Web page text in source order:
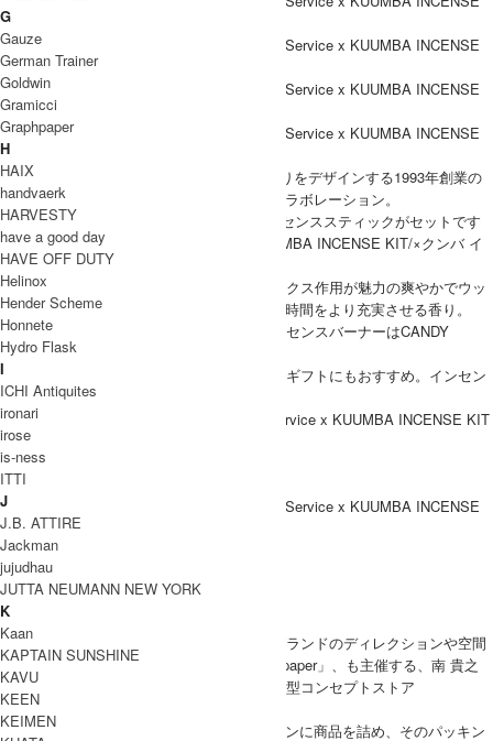
FreshService(フレッシュサービス)より、香りをデザインする1993年創業の
インセンスブランドKUUMBA(クンバ)とのコラボレーション。
こちらは、インセンス缶(スタンド)と、インセンススティックがセットです
ぐにお使いいただける『FreshService×KUUMBA INCENSE KIT/×クンバ イ
ンセンスキット』
深い森の中で森林浴をしているようなリラックス作用が魅力の爽やかでウッ
ディな香り”HIBA”は、日常のなんて事のない時間をより充実させる香り。
ペイント缶を模したインダストリアルなインセンスバーナーはCANDY
DESIGN ＆ WORKSの製作です。
置いているだけでもお洒落、ボックス入りでギフトにもおすすめ。インセン
ススティックは15本入りです。
Fresh Service(フレッシュサービス) FreshService x KUUMBA INCENSE KIT
COODINATE
ブランド紹介
Fresh Service
クリエイティブディレクターとして数々のブランドのディレクションや空間
デザインを手がけ、自身のブランド「Graphpaper」、も主催する、南 貴之
が、架空の運送会社をイメージしたモバイル型コンセプトストア
FreshService(フレッシュサービス)。
FreshServiceという架空の運送会社がパッキンに商品を詰め、そのパッキン
G
Gauze
German Trainer
Goldwin
Gramicci
Graphpaper
H
HAIX
handvaerk
HARVESTY
have a good day
HAVE OFF DUTY
Helinox
Hender Scheme
Honnete
Hydro Flask
I
ICHI Antiquites
ironari
irose
is-ness
ITTI
J
J.B. ATTIRE
Jackman
jujudhau
JUTTA NEUMANN NEW YORK
K
Kaan
KAPTAIN SUNSHINE
KAVU
KEEN
KEIMEN